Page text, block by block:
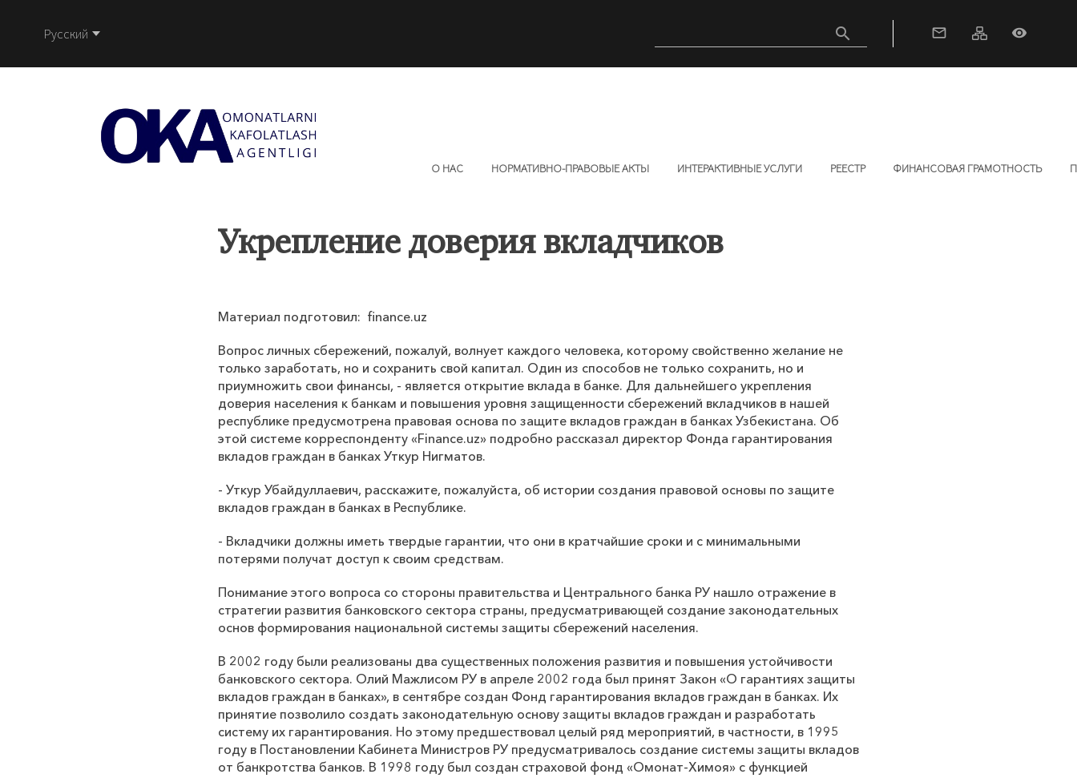
Русский search mail_outline visibility
О НАС НОРМАТИВНО-ПРАВОВЫЕ АКТЫ ИНТЕРАКТИВНЫЕ УСЛУГИ РЕЕСТР ФИНАНСОВАЯ ГРАМОТНОСТЬ
Укрепление доверия вкладчиков
Материал подготовил: finance.uz
Вопрос личных сбережений, пожалуй, волнует каждого человека, которому свойственно желание не
только заработать, но и сохранить свой капитал. Один из способов не только сохранить, но и
приумножить свои финансы, - является открытие вклада в банке. Для дальнейшего укрепления
доверия населения к банкам и повышения уровня защищенности сбережений вкладчиков в нашей
республике предусмотрена правовая основа по защите вкладов граждан в банках Узбекистана. Об
этой системе корреспонденту «Finance.uz» подробно рассказал директор Фонда гарантирования
вкладов граждан в банках Уткур Нигматов.
- Уткур Убайдуллаевич, расскажите, пожалуйста, об истории создания правовой основы по защите
вкладов граждан в банках в Республике.
- Вкладчики должны иметь твердые гарантии, что они в кратчайшие сроки и с минимальными
потерями получат доступ к своим средствам.
Понимание этого вопроса со стороны правительства и Центрального банка РУ нашло отражение в
стратегии развития банковского сектора страны, предусматривающей создание законодательных
основ формирования национальной системы защиты сбережений населения.
В 2002 году были реализованы два существенных положения развития и повышения устойчивости
банковского сектора. Олий Мажлисом РУ в апреле 2002 года был принят Закон «О гарантиях защиты
вкладов граждан в банках», в сентябре создан Фонд гарантирования вкладов граждан в банках. Их
принятие позволило создать законодательную основу защиты вкладов граждан и разработать
систему их гарантирования. Но этому предшествовал целый ряд мероприятий, в частности, в 1995
году в Постановлении Кабинета Министров РУ предусматривалось создание системы защиты вкладов
от банкротства банков. В 1998 году был создан страховой фонд «Омонат-Химоя» с функцией